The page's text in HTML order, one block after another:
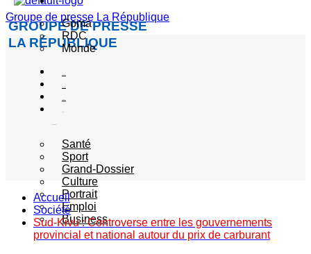
Groupe de presse La République
GROUPE DE PRESSE
LA RÉPUBLIQUE
Goma
RDC
Monde
Santé
Sport
Grand-Dossier
Culture
Portrait
Emploi
Business
Accueil
Société
Sud-Kivu : Controverse entre les gouvernements
provincial et national autour du prix de carburant